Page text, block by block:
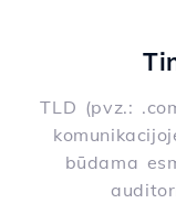
TLD (pvz.:
būdama